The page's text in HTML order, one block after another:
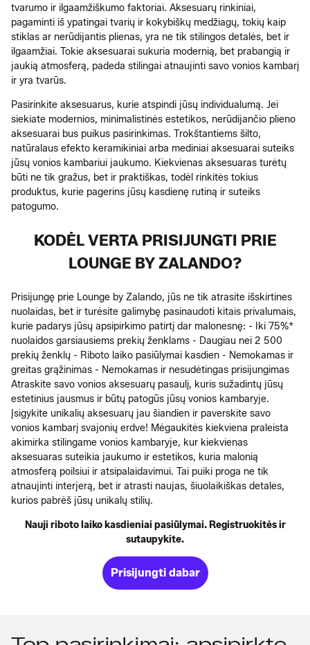
tvarumo ir ilgaamžiškumo faktoriai. Aksesuarų rinkiniai,
pagaminti iš ypatingai tvarių ir kokybiškų medžiagų, tokių kaip
stiklas ar nerūdijantis plienas, yra ne tik stilingos detalės , bet ir
ilgaamžiai. Tokie aksesuarai sukuria modernią, bet prabangią ir
jauki ą atmosferą, padeda stilingai atnaujinti savo vonios kambarį
ir yra tvarūs.
Pasirinkite aksesuarus, kurie atspindi jūsų individualumą. Jei
siekiate modernios, minimalistinės estetikos, nerūdijančio plieno
aksesuarai bus puikus pasirinkimas. Trokštantiems šilto,
natūralaus efekto keramikiniai arba mediniai aksesuarai suteiks
jūsų vonios kambariui jaukumo. Kiekvienas aksesuaras turėtų
būti ne tik gražus, bet ir praktiškas, todėl rinkitės tokius
produktus, kurie pagerins jūsų kasdienę rutiną ir suteiks
patogumo.
KODĖL VERTA PRISIJUNGTI PRIE
LOUNGE BY ZALANDO?
Prisijungę prie Lounge by Zalando, jūs ne tik atrasite išskirtines
nuolaidas, bet ir turėsite galimybę pasinaudoti kitais privalumais,
kurie padarys jūsų apsipirkimo patirtį dar malonesnę: - Iki 75%*
nuolaidos garsiausiems prekių ženklams - Daugiau nei 2 500
prekių ženklų - Riboto laiko pasiūlymai kasdien - Nemokamas ir
greitas grąžinimas - Nemokamas ir nesudėtingas prisijungimas
Atraskite savo vonios aksesuarų pasaulį, kuris sužadintų jūsų
estetinius jausmus ir būtų patogūs jūsų vonios kambaryje.
Įsigykite unikalių aksesuarų jau šiandien ir paverskite savo
vonios kambarį svajonių erdve! Mėgaukitės kiekviena praleista
akimirka stilingame vonios kambaryje, kur kiekvienas
aksesuaras suteikia jaukumo ir estetikos, kuria malonią
atmosferą poilsiui ir atsipalaidavimui. Tai puiki proga ne tik
atnaujinti interjerą, bet ir atrasti naujas, šiuolaikiškas detales,
kurios pabrėš jūsų unikalų stilių.
Nauji riboto laiko kasdieniai pasiūlymai. Registruokitės ir
sutaupykite.
Prisijungti dabar